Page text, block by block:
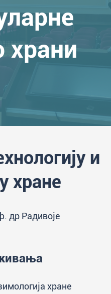
храни
и
хране
др Радивоје
хране